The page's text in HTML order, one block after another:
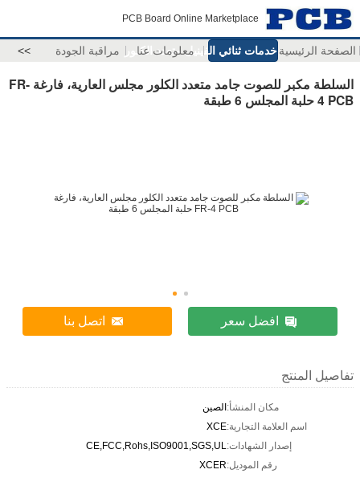
PCB Board Online Marketplace
الصفحة الرئيسيةخدمات ثنائي الفينيل متعدد الكلور
معلومات عنا مراقبة الجودة >>
السلطة مكبر للصوت جامد متعدد الكلور مجلس العارية، فارغة FR-
4 PCB حلبة المجلس 6 طبقة
افضل سعر اتصل بنا
تفاصيل المنتج
مكان المنشأ:الصين
اسم العلامة التجارية:XCE
إصدار الشهادات:CE,FCC,Rohs,ISO9001,SGS,UL
رقم الموديل:XCER